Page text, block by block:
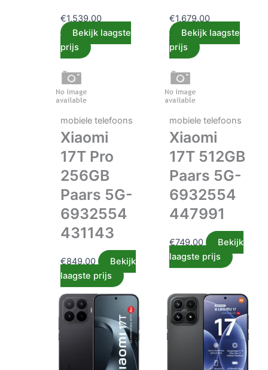
€1,539.00
Bekijk laagste
prijs
€1,679.00
Bekijk laagste
prijs
mobiele telefoons
Xiaomi
17T Pro
256GB
Paars 5G-
6932554
431143
€849.00
Bekijk
laagste prijs
mobiele telefoons
Xiaomi
17T 512GB
Paars 5G-
6932554
447991
€749.00
Bekijk
laagste prijs